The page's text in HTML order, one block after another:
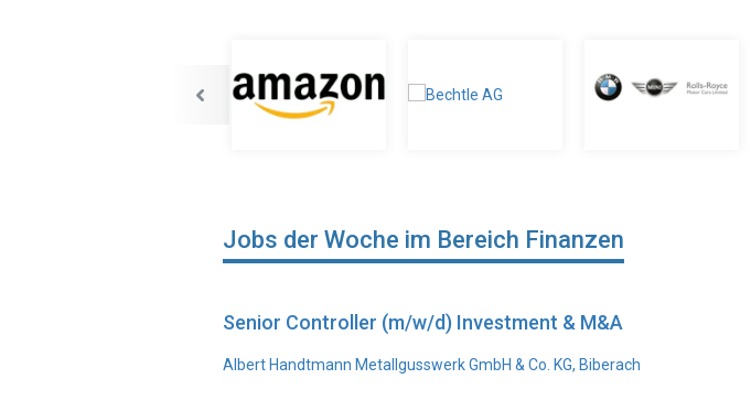
Jobs der Woche im Bereich Finanzen
Senior Controller (m/w/d) Investment & M&A
Albert Handtmann Metallgusswerk GmbH & Co. KG, Biberach